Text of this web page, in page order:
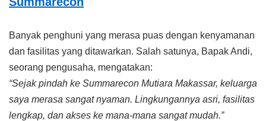
Banyak penghuni yang merasa puas dengan kenyamanan
dan fasilitas yang ditawarkan. Salah satunya, Bapak Andi,
seorang pengusaha, mengatakan:
“Sejak pindah ke Summarecon Mutiara Makassar, keluarga
saya merasa sangat nyaman. Lingkungannya asri, fasilitas
lengkap, dan akses ke mana-mana sangat mudah.”